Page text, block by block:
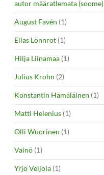
autor määratlemata (soome)
August Favén (1)
Elias Lönnrot (1)
Hilja Liinamaa (1)
Julius Krohn (2)
Konstantin Hämäläinen (1)
Matti Helenius (1)
Olli Wuorinen (1)
Vainö (1)
Yrjö Veijola (1)